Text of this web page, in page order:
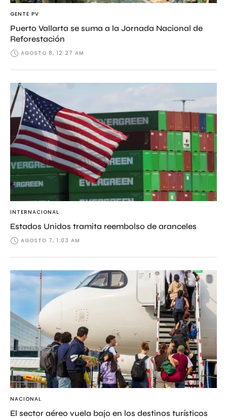
GENTE PV
Puerto Vallarta se suma a la Jornada Nacional de
Reforestación
AGOSTO 8, 12:27 AM
INTERNACIONAL
Estados Unidos tramita reembolso de aranceles
AGOSTO 7, 1:03 AM
NACIONAL
El sector aéreo vuela bajo en los destinos turísticos